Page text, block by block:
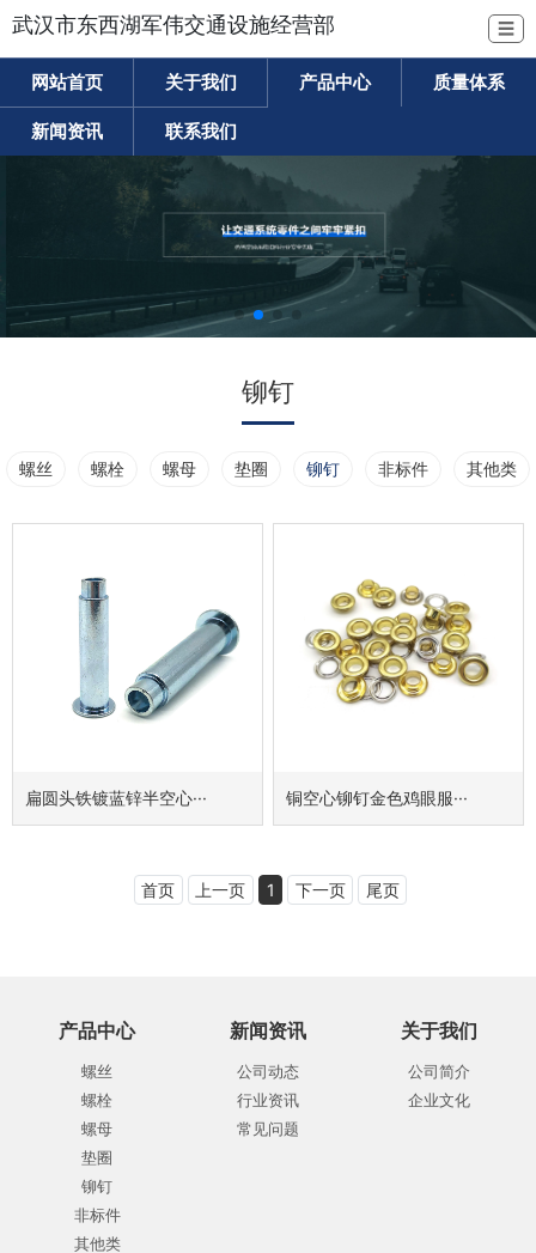
武汉市东西湖军伟交通设施经营部 ☰
网站首页 关于我们 产品中心 质量体系
新闻资讯 联系我们
铆钉
螺丝 螺栓 螺母 垫圈 铆钉 非标件 其他类
扁圆头铁镀蓝锌半空心··· 铜空心铆钉金色鸡眼服···
首页 上一页 1 下一页 尾页
产品中心
螺丝
螺栓
螺母
垫圈
铆钉
非标件
其他类
新闻资讯
公司动态
行业资讯
常见问题
关于我们
公司简介
企业文化